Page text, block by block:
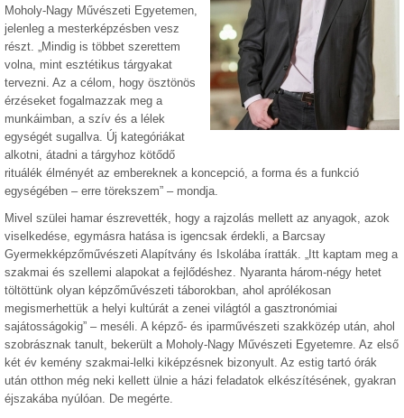
Moholy-Nagy Művészeti Egyetemen,
jelenleg a mesterképzésben vesz
részt. „Mindig is többet szerettem
volna, mint esztétikus tárgyakat
tervezni. Az a célom, hogy ösztönös
érzéseket fogalmazzak meg a
munkáimban, a szív és a lélek
egységét sugallva. Új kategóriákat
alkotni, átadni a tárgyhoz kötődő
rituálék élményét az embereknek a koncepció, a forma és a funkció
egységében – erre törekszem” – mondja.
Mivel szülei hamar észrevették, hogy a rajzolás mellett az anyagok, azok
viselkedése, egymásra hatása is igencsak érdekli, a Barcsay
Gyermekképzőművészeti Alapítvány és Iskolába íratták. „Itt kaptam meg a
szakmai és szellemi alapokat a fejlődéshez. Nyaranta három-négy hetet
töltöttünk olyan képzőművészeti táborokban, ahol aprólékosan
megismerhettük a helyi kultúrát a zenei világtól a gasztronómiai
sajátosságokig” – meséli. A képző- és iparművészeti szakközép után, ahol
szobrásznak tanult, bekerült a Moholy-Nagy Művészeti Egyetemre. Az első
két év kemény szakmai-lelki kiképzésnek bizonyult. Az estig tartó órák
után otthon még neki kellett ülnie a házi feladatok elkészítésének, gyakran
éjszakába nyúlóan. De megérte.